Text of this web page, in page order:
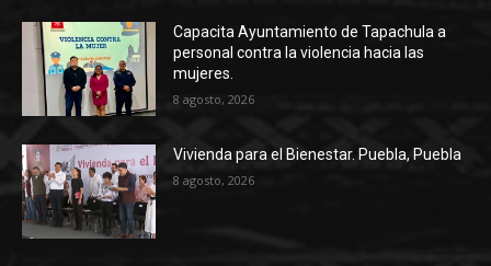
Capacita Ayuntamiento de Tapachula a
personal contra la violencia hacia las
mujeres.
8 agosto, 2026
Vivienda para el Bienestar. Puebla, Puebla
8 agosto, 2026